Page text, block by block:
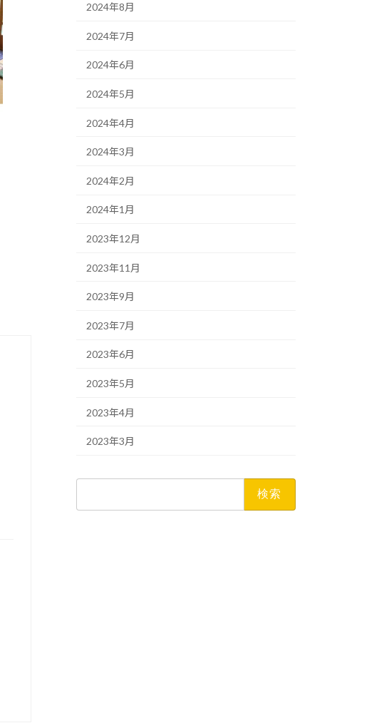
2024年8月
2024年7月
2024年6月
2024年5月
2024年4月
2024年3月
2024年2月
2024年1月
2023年12月
2023年11月
2023年9月
2023年7月
2023年6月
2023年5月
2023年4月
2023年3月